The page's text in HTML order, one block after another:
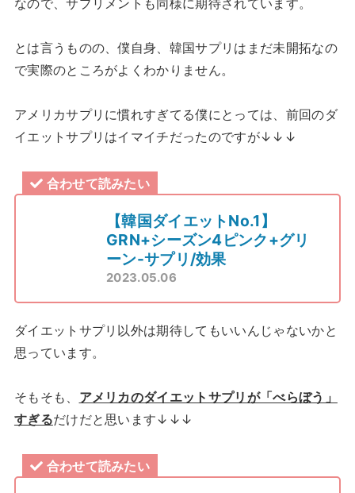
なので、サプリメントも同様に期待されています。
とは言うものの、僕自身、韓国サプリはまだ未開拓なの
で実際のところがよくわかりません。
アメリカサプリに慣れすぎてる僕にとっては、前回のダ
イエットサプリはイマイチだったのですが↓↓↓
合わせて読みたい
【韓国ダイエットNo.1】
GRN+シーズン4ピンク+グリ
ーン-サプリ/効果
2023.05.06
ダイエットサプリ以外は期待してもいいんじゃないかと
思っています。
そもそも、 アメリカのダイエットサプリが「べらぼう」
すぎるだけだと思います↓↓↓
合わせて読みたい